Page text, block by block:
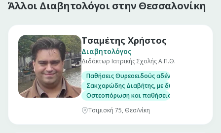
Άλλοι Διαβητολόγοι στην Θεσσαλονίκη
Τσαμέτης Χρήστος
Διαβητολόγος
Διδάκτωρ Ιατρικής Σχολής Α.Π.Θ.
Παθήσεις Θυρεοειδούς αδένα, με
Σακχαρώδης Διαβήτης, με δυνατότητα
Οστεοπόρωση και παθήσεις μεταβολισμού
Τσιμισκή 75, Θεσ/νίκη